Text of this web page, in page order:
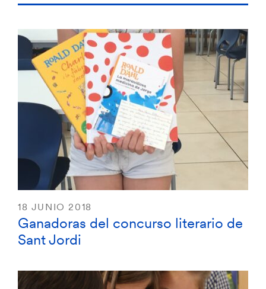
18 JUNIO 2018
Ganadoras del concurso literario de
Sant Jordi